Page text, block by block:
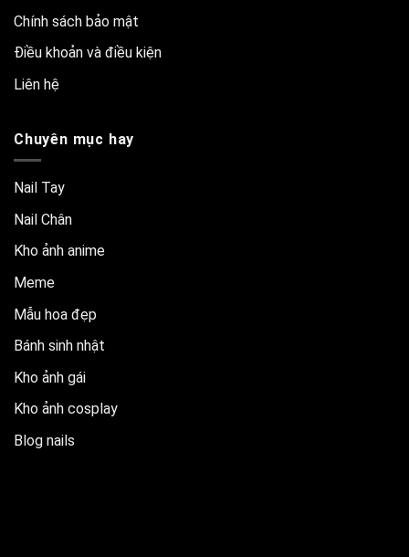
Chính sách bảo mật
Điều khoản và điều kiện
Liên hệ
Chuyên mục hay
Nail Tay
Nail Chân
Kho ảnh anime
Meme
Mẫu hoa đẹp
Bánh sinh nhật
Kho ảnh gái
Kho ảnh cosplay
Blog nails